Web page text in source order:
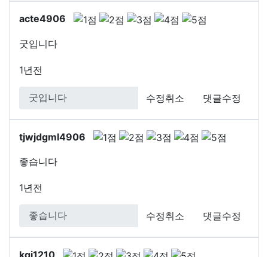
acte4906
굿입니다
1년전
수정취소 댓글수정
tjwjdgml4906
좋습니다
1년전
수정취소 댓글수정